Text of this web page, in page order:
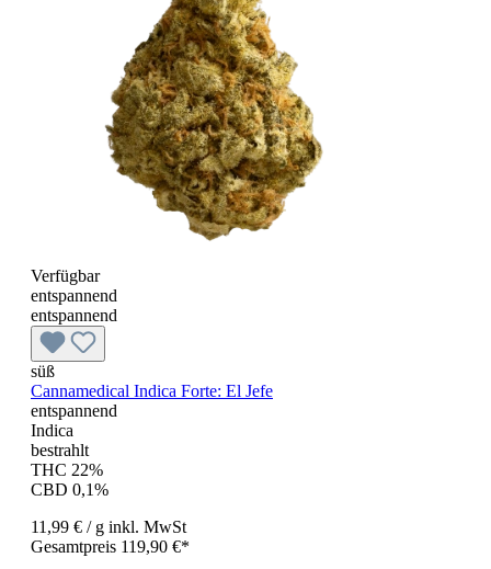
Verfügbar
entspannend
entspannend
süß
Cannamedical Indica Forte: El Jefe
entspannend
Indica
bestrahlt
THC 22%
CBD 0,1%
11,99 € / g inkl. MwSt
Gesamtpreis 119,90 €*